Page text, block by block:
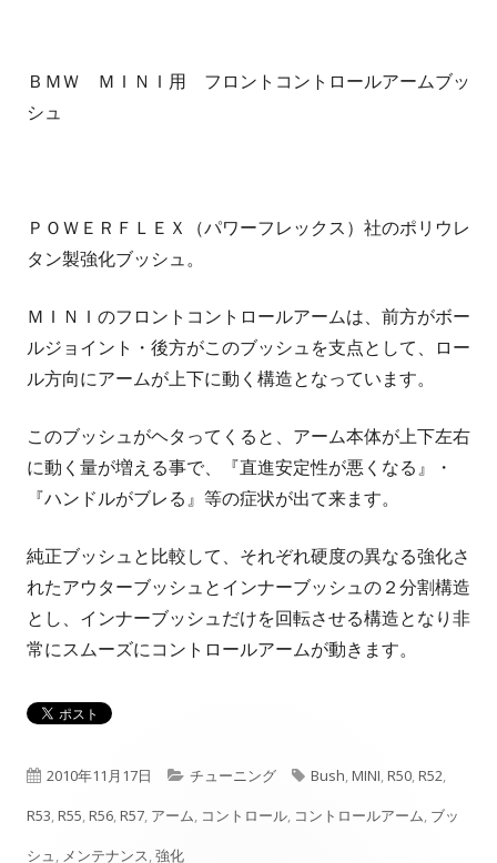
ＢＭＷ ＭＩＮＩ用 フロントコントロールアームブッ
シュ
ＰＯＷＥＲＦＬＥＸ（パワーフレックス）社のポリウレ
タン製強化ブッシュ。
ＭＩＮＩのフロントコントロールアームは、前方がボー
ルジョイント・後方がこのブッシュを支点として、ロー
ル方向にアームが上下に動く構造となっています。
このブッシュがヘタってくると、アーム本体が上下左右
に動く量が増える事で、『直進安定性が悪くなる』・
『ハンドルがブレる』等の症状が出て来ます。
純正ブッシュと比較して、それぞれ硬度の異なる強化さ
れたアウターブッシュとインナーブッシュの２分割構造
とし、インナーブッシュだけを回転させる構造となり非
常にスムーズにコントロールアームが動きます。
公
開
日
2010年11月17日
カ
テ
チューニング
タ
グ
Bush,MINI,R50,R52,
R53,R55,R56,R57, アーム, コントロール, コントロールアーム, ブッ
シュ, メンテナンス,強化